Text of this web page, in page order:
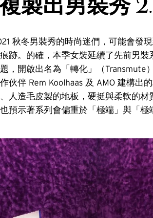
秋冬男裝秀的時尚迷們，可能會發
跡。的確，本季女裝延續了先前男裝
題，開啟出名為「轉化」（Transmute
伙伴 Rem Koolhaas 及 AMO 建構出
人造毛皮製的地板，硬挺與柔軟的
預示著系列會偏重於「極端」與「